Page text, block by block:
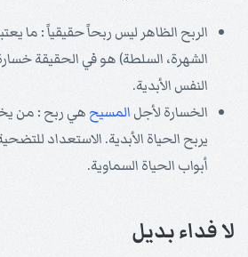
الربح الظاهر ليس ربحاً حقيقياً: ما
الشهرة، السلطة) هو في الحقيقة
النفس الأبدية.
الخسارة لأجل المسيح هي ربح : من
يربح الحياة الأبدية. الاستعداد
أبواب الحياة السماوية.
لا فداء بديل